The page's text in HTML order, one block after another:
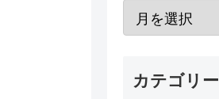
カテゴリー